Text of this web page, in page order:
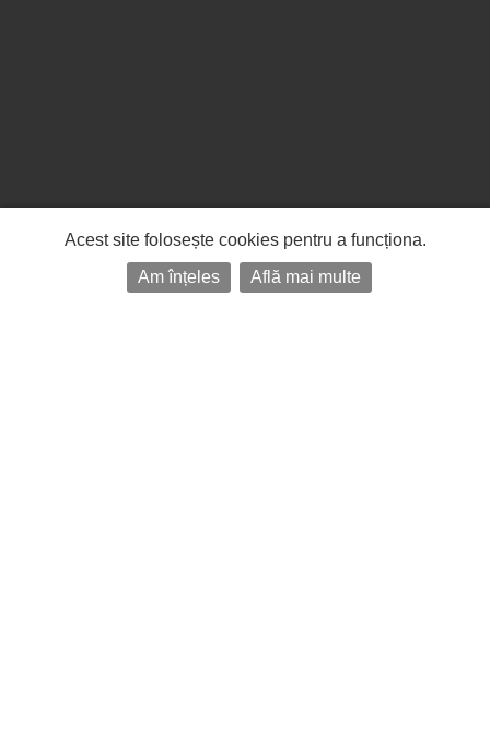
Acest site folosește cookies pentru a funcționa.
Am înțeles
Află mai multe